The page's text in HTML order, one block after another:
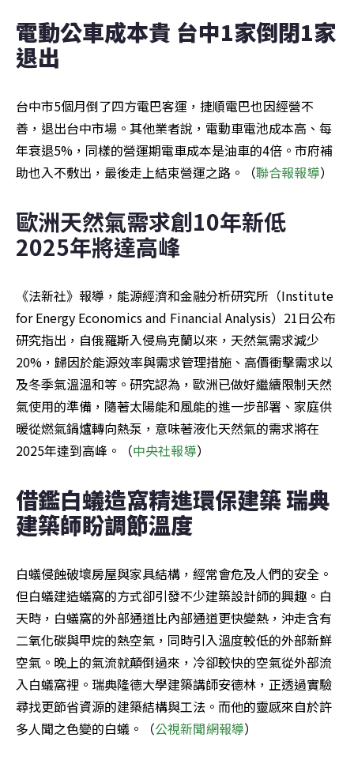
電動公車成本貴 台中1家倒閉1家
退出
台中市5個月倒了四方電巴客運，捷順電巴也因經營不
善，退出台中市場。其他業者說，電動車電池成本高、每
年衰退5%，同樣的營運期電車成本是油車的4倍。市府補
助也入不敷出，最後走上結束營運之路。（聯合報報導）
歐洲天然氣需求創10年新低
2025年將達高峰
《法新社》報導，能源經濟和金融分析研究所（Institute
for Energy Economics and Financial Analysis）21日公布
研究指出，自俄羅斯入侵烏克蘭以來，天然氣需求減少
20%，歸因於能源效率與需求管理措施、高價衝擊需求以
及冬季氣溫溫和等。研究認為，歐洲已做好繼續限制天然
氣使用的準備，隨著太陽能和風能的進一步部署、家庭供
暖從燃氣鍋爐轉向熱泵，意味著液化天然氣的需求將在
2025年達到高峰。（中央社報導）
借鑑白蟻造窩精進環保建築 瑞典
建築師盼調節溫度
白蟻侵蝕破壞房屋與家具結構，經常會危及人們的安全。
但白蟻建造蟻窩的方式卻引發不少建築設計師的興趣。白
天時，白蟻窩的外部通道比內部通道更快變熱，沖走含有
二氧化碳與甲烷的熱空氣，同時引入溫度較低的外部新鮮
空氣。晚上的氣流就顛倒過來，冷卻較快的空氣從外部流
入白蟻窩裡。瑞典隆德大學建築講師安德林，正透過實驗
尋找更節省資源的建築結構與工法。而他的靈感來自於許
多人聞之色變的白蟻。（公視新聞網報導）